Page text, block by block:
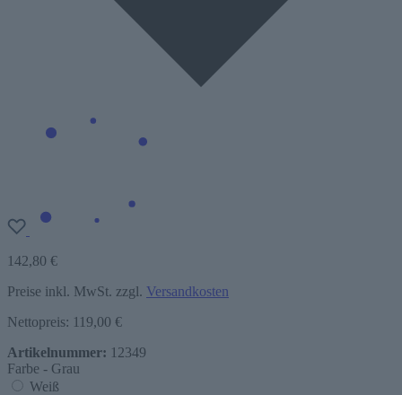
142,80 €
Preise inkl. MwSt. zzgl. Versandkosten
Nettopreis: 119,00 €
Artikelnummer: 12349
Farbe - Grau
Weiß